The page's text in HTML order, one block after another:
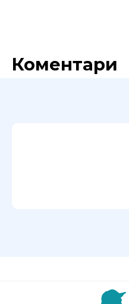
Коментари